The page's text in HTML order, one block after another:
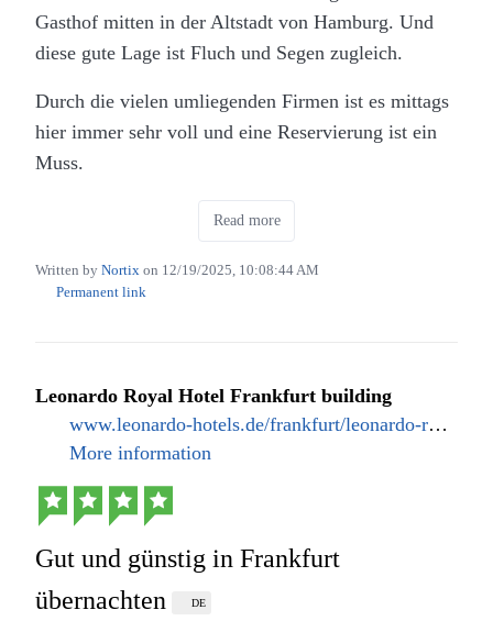
Interface, das eher an einen modernen E-Mail-Client
erinnert – perfekt, um schnell den Überblick zu
Minimalismus mit Köpfchen: Phanpy nennt sich
selbst “opinionated” (eigenwillig), und das im
minimalistisch und fokussiert auf Lesbarkeit und
oder ein RSS-Reader an als wie ein klassischer
sich auf dem Smartphone fast wie eine native App
an. Sie ist schnell, unterstützt mehrere Spalten für
Power-User und bietet clevere Details wie das
Einklappen von Hashtag-Wüsten.
Fazit: Phanpy ist für mich aktuell der Goldstandard
unter den Mastodon-Clients. Es ist kostenlos, Open
Source und beweist, dass man soziale Netzwerke
Gasthof mitten in der Altstadt von Hamburg. Und
diese gute Lage ist Fluch und Segen zugleich.
Durch die vielen umliegenden Firmen ist es mittags
hier immer sehr voll und eine Reservierung ist ein
Muss.
Die Speisekarte liest sich wie ein Kochbuch aus
Omas Zeiten ist aber sehr schmackhaft.
Steak Rosario im Gasthaus an der Alster in
Read more
Written by Nortix on 12/19/2025, 10:08:44 AM
Permanent link
Leonardo Royal Hotel Frankfurt building
www.leonardo-hotels.de/frankfurt/leonardo-royal-hotel-frankfurt
More information
Gut und günstig in Frankfurt
übernachten
DE